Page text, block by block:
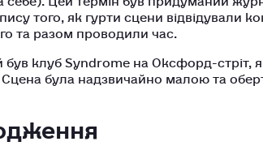
того, як гурти сцени відвідували
та разом проводили час.
був клуб Syndrome на Оксфорд-стріт,
була надзвичайно малою та